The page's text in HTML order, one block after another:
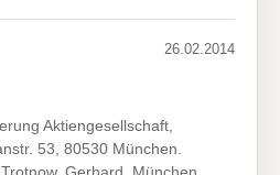
26.02.2014
Aktiengesellschaft,
53, 80530 München.
Gerhard, München,